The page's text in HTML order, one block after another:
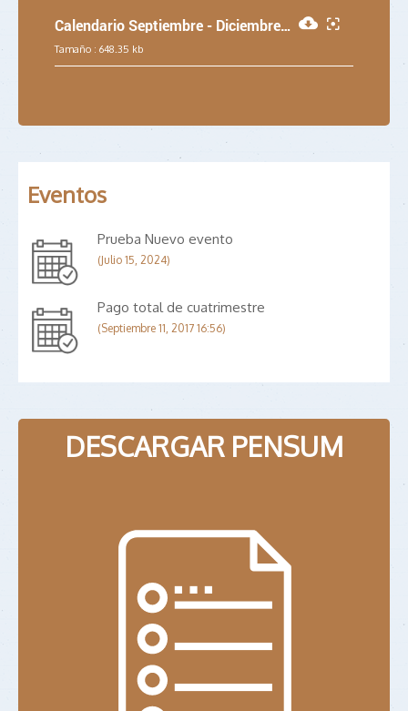
Calendario Septiembre - Diciembre 2026
Tamaño : 648.35 kb
Eventos
Prueba Nuevo evento
(Julio 15, 2024)
Pago total de cuatrimestre
(Septiembre 11, 2017 16:56)
DESCARGAR PENSUM